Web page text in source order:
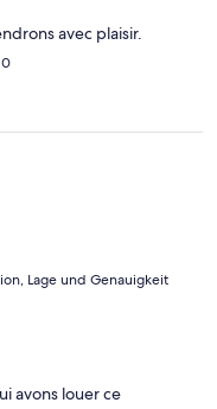
avec plaisir.
Lage und Genauigkeit
avons louer ce